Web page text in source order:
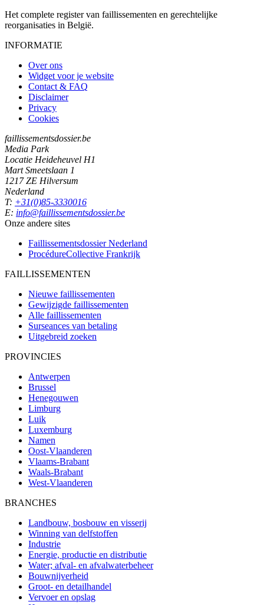
Het complete register van faillissementen en gerechtelijke
reorganisaties in België.
INFORMATIE
Over ons
Widget voor je website
Contact & FAQ
Disclaimer
Privacy
Cookies
faillissementsdossier.be
Media Park
Locatie Heideheuvel H1
Mart Smeetslaan 1
1217 ZE Hilversum
Nederland
T: +31(0)85-3330016
E: info@faillissementsdossier.be
Onze andere sites
Faillissementsdossier Nederland
ProcédureCollective Frankrijk
FAILLISSEMENTEN
Nieuwe faillissementen
Gewijzigde faillissementen
Alle faillissementen
Surseances van betaling
Uitgebreid zoeken
PROVINCIES
Antwerpen
Brussel
Henegouwen
Limburg
Luik
Luxemburg
Namen
Oost-Vlaanderen
Vlaams-Brabant
Waals-Brabant
West-Vlaanderen
BRANCHES
Landbouw, bosbouw en visserij
Winning van delfstoffen
Industrie
Energie, productie en distributie
Water; afval- en afvalwaterbeheer
Bouwnijverheid
Groot- en detailhandel
Vervoer en opslag